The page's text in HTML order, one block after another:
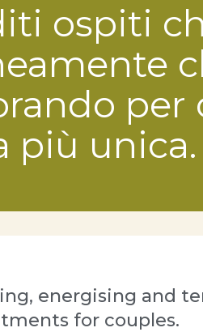
ospiti
per
più unica.
energising and
for couples.